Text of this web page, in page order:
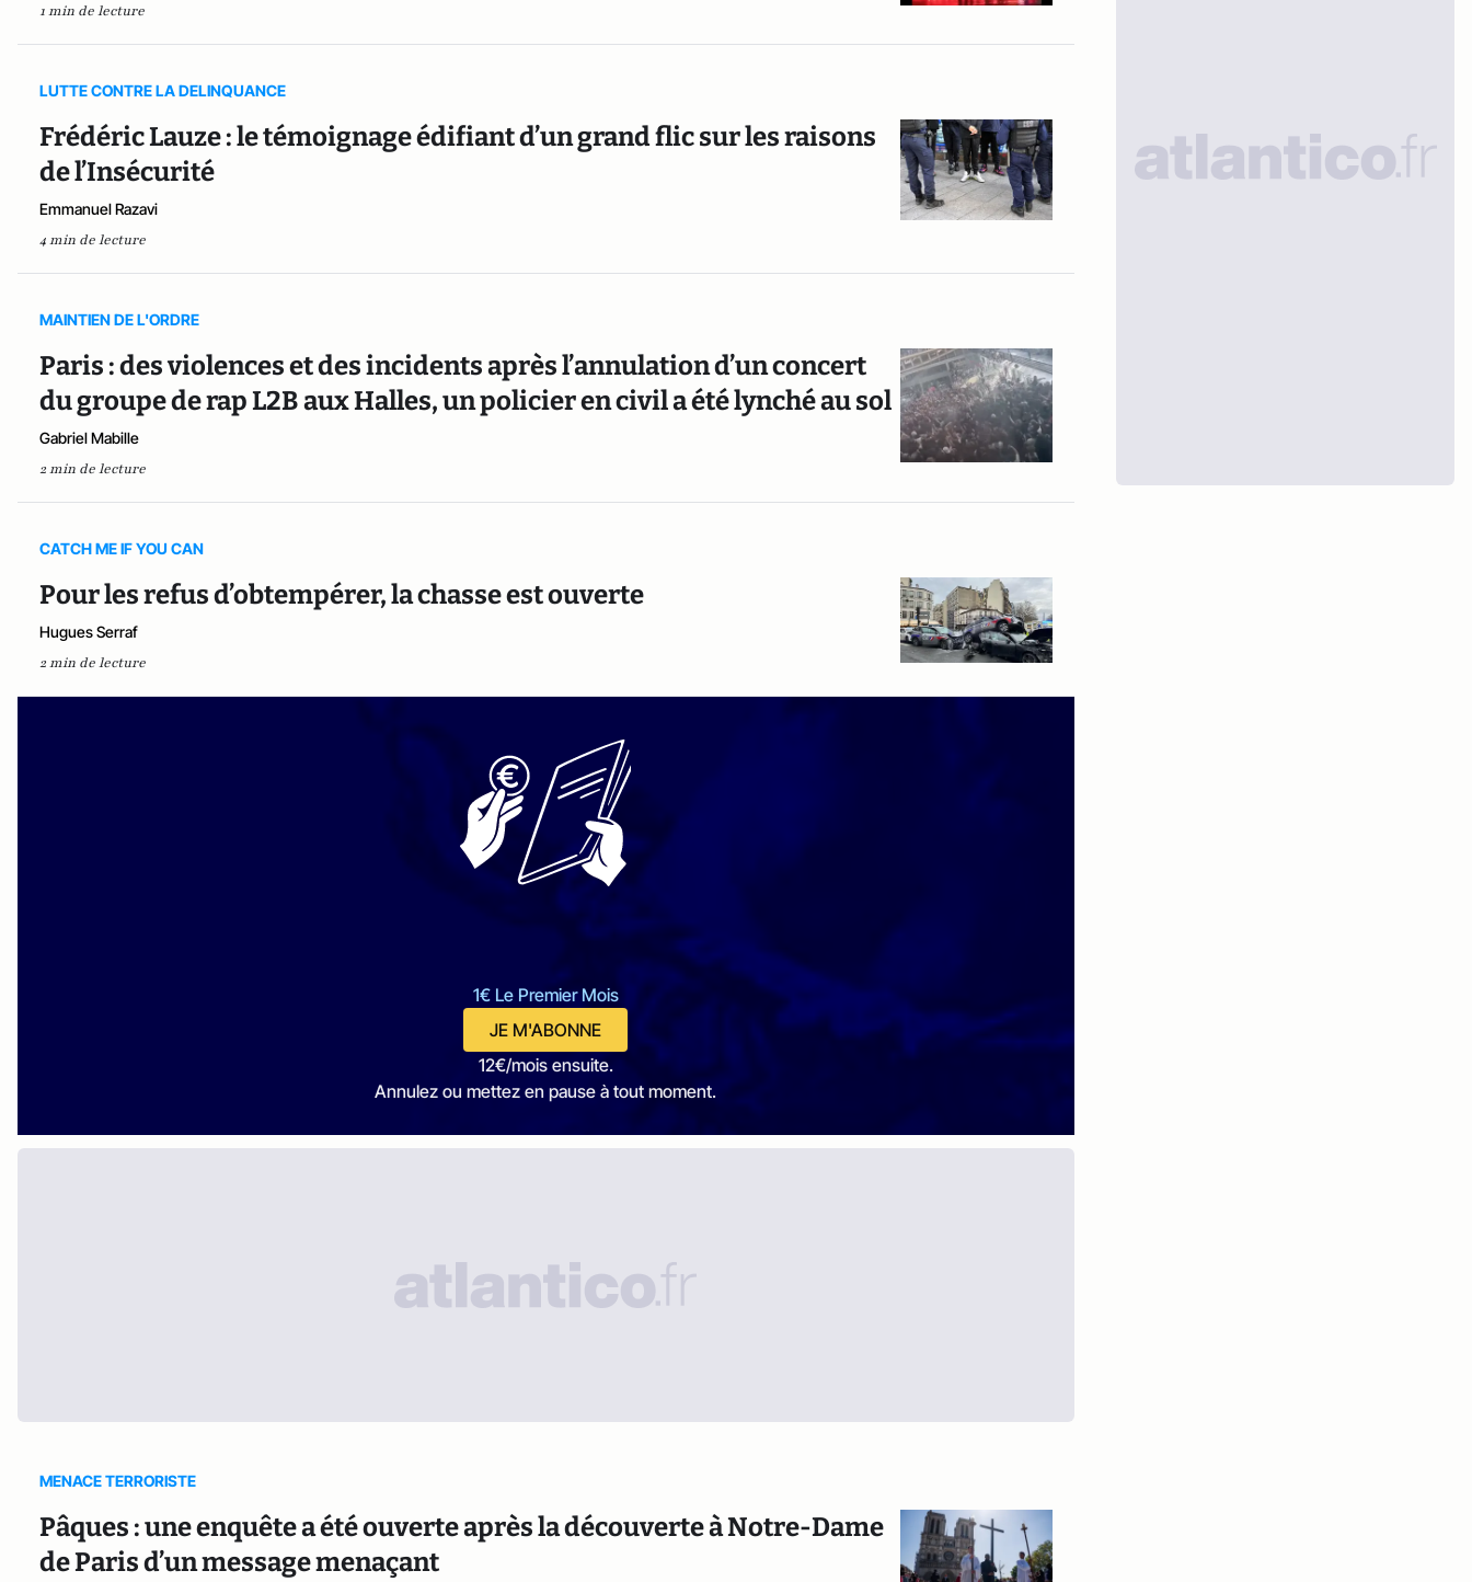
1 min de lecture
LUTTE CONTRE LA DELINQUANCE
Frédéric Lauze : le témoignage édifiant d’un grand flic sur les raisons
de l’Insécurité
Emmanuel Razavi
4 min de lecture
MAINTIEN DE L'ORDRE
Paris : des violences et des incidents après l’annulation d’un concert
du groupe de rap L2B aux Halles, un policier en civil a été lynché au sol
Gabriel Mabille
2 min de lecture
CATCH ME IF YOU CAN
Pour les refus d’obtempérer, la chasse est ouverte
Hugues Serraf
2 min de lecture
1€ Le Premier Mois
JE M'ABONNE
12€/mois ensuite.
Annulez ou mettez en pause à tout moment.
MENACE TERRORISTE
Pâques : une enquête a été ouverte après la découverte à Notre-Dame
de Paris d’un message menaçant